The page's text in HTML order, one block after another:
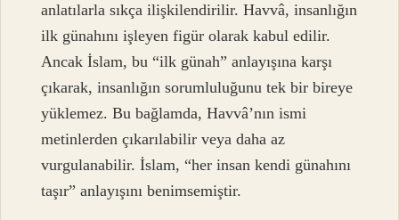
anlatılarla sıkça ilişkilendirilir. Havvâ, insanlığın
ilk günahını işleyen figür olarak kabul edilir.
Ancak İslam, bu “ilk günah” anlayışına karşı
çıkarak, insanlığın sorumluluğunu tek bir bireye
yüklemez. Bu bağlamda, Havvâ’nın ismi
metinlerden çıkarılabilir veya daha az
vurgulanabilir. İslam, “her insan kendi günahını
taşır” anlayışını benimsemiştir.